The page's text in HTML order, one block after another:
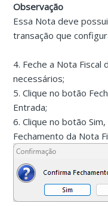
Observação
Essa Nota deve
transação que
4. Feche a Nota
necessários;
5. Clique no botão
Entrada;
6. Clique no botão
Fechamento da Nota